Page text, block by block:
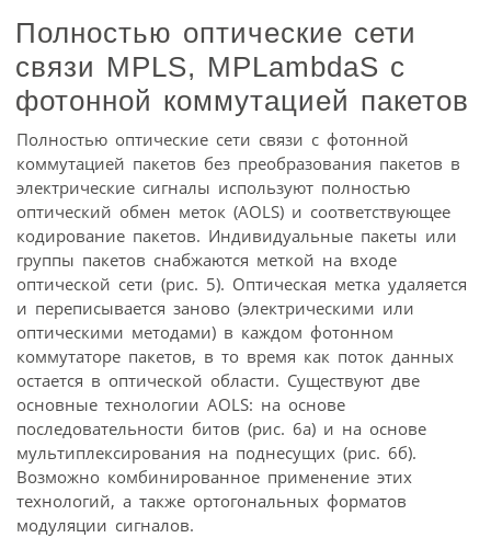
Полностью оптические сети
связи MPLS, MPLambdaS с
фотонной коммутацией пакетов
Полностью оптические сети связи с фотонной
коммутацией пакетов без преобразования пакетов в
электрические сигналы используют полностью
оптический обмен меток (AOLS) и соответствующее
кодирование пакетов. Индивидуальные пакеты или
группы пакетов снабжаются меткой на входе
оптической сети (рис. 5). Оптическая метка удаляется
и переписывается заново (электрическими или
оптическими методами) в каждом фотонном
коммутаторе пакетов, в то время как поток данных
остается в оптической области. Существуют две
основные технологии AOLS: на основе
последовательности битов (рис. 6a) и на основе
мультиплексирования на поднесущих (рис. 6б).
Возможно комбинированное применение этих
технологий, а также ортогональных форматов
модуляции сигналов.